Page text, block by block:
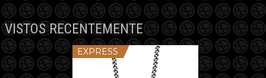
VISTOS RECENTEMENTE
EXPRESS